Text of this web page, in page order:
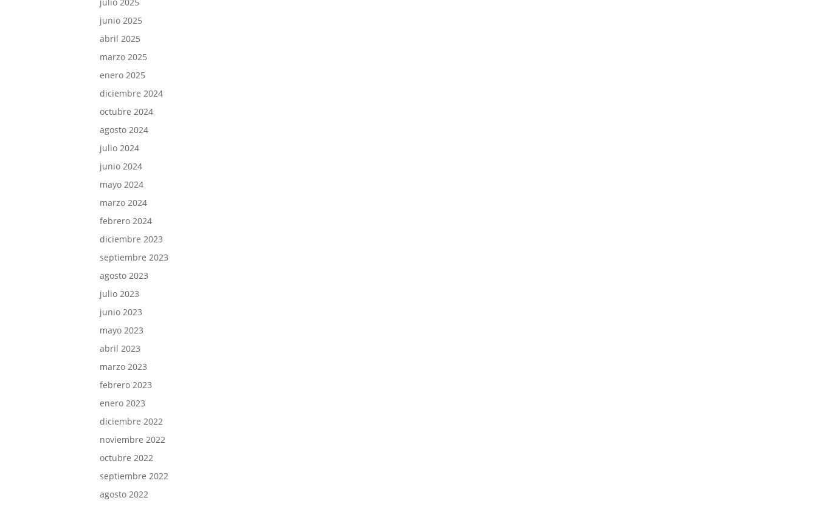
julio 2025
junio 2025
abril 2025
marzo 2025
enero 2025
diciembre 2024
octubre 2024
agosto 2024
julio 2024
junio 2024
mayo 2024
marzo 2024
febrero 2024
diciembre 2023
septiembre 2023
agosto 2023
julio 2023
junio 2023
mayo 2023
abril 2023
marzo 2023
febrero 2023
enero 2023
diciembre 2022
noviembre 2022
octubre 2022
septiembre 2022
agosto 2022